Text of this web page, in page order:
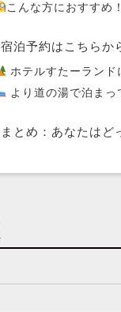
こんな方におすすめ！
宿泊予約はこちらか
ホテルすたーランド
より道の湯で泊ま
まとめ：あなたはど